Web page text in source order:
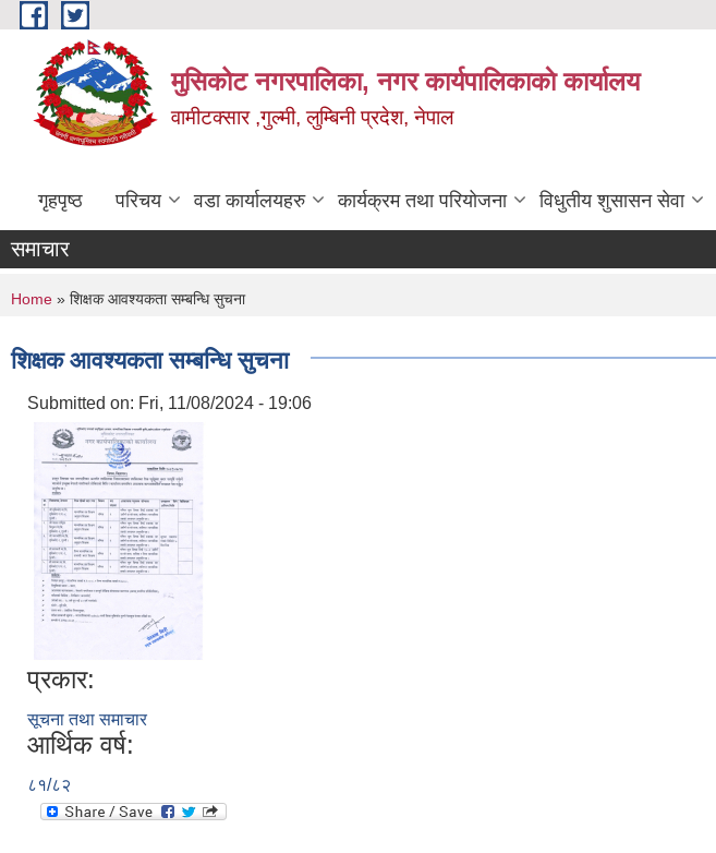
Skip to main content
मुसिकोट नगरपालिका, नगर कार्यपालिकाकाे कार्यालय
वामीटक्सार ,गुल्मी, लुम्बिनी प्रदेश, नेपाल
गृहपृष्ठ परिचय वडा कार्यालयहरु कार्यक्रम तथा परियोजना विधुतीय शुसासन सेवा
समाचार
You are here
Home » शिक्षक आवश्यकता सम्बन्धि सुचना
शिक्षक आवश्यकता सम्बन्धि सुचना
Submitted on: Fri, 11/08/2024 - 19:06
प्रकार:
सूचना तथा समाचार
आर्थिक वर्ष:
८१/८२